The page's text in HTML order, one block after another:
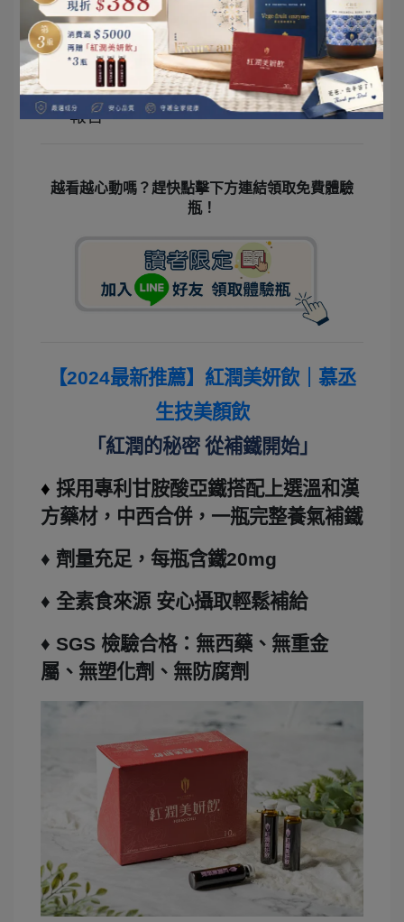
於吃進去的食品一定要更加嚴謹選擇，
而具備公正檢驗單位並逐批更新檢驗報
告是食品業者最基本的責任，因此挑選
保健品應仔細查看是否能提出相關檢驗
報告。
越看越心動嗎？趕快點擊下方連結領取免費體驗
瓶！
【2024最新推薦】紅潤美妍飲｜慕丞
生技美顏飲
「 紅潤的秘密 從補鐵開始」
♦ 採用專利甘胺酸亞鐵搭配上選溫和漢
方藥材，中西合併，一瓶完整養氣補鐵
♦ 劑量充足，每瓶含鐵20mg
♦ 全素食來源 安心攝取輕鬆補給
♦ SGS 檢驗合格：無西藥、無重金
屬、無塑化劑、無防腐劑